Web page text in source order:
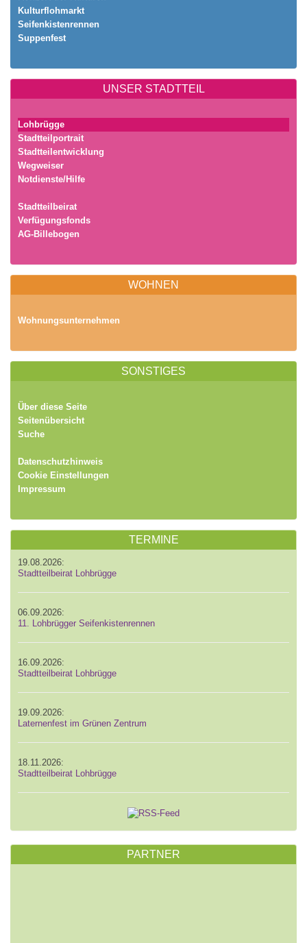
Kulturflohmarkt
Seifenkistenrennen
Suppenfest
UNSER STADTTEIL
Lohbrügge
Stadtteilportrait
Stadtteilentwicklung
Wegweiser
Notdienste/Hilfe
Stadtteilbeirat
Verfügungsfonds
AG-Billebogen
WOHNEN
Wohnungsunternehmen
SONSTIGES
Über diese Seite
Seitenübersicht
Suche
Datenschutzhinweis
Cookie Einstellungen
Impressum
TERMINE
19.08.2026:
Stadtteilbeirat Lohbrügge
06.09.2026:
11. Lohbrügger Seifenkistenrennen
16.09.2026:
Stadtteilbeirat Lohbrügge
19.09.2026:
Laternenfest im Grünen Zentrum
18.11.2026:
Stadtteilbeirat Lohbrügge
PARTNER